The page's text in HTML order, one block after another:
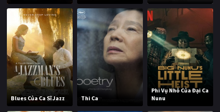
Blues Của Ca Sĩ Jazz Thi Ca
Phi Vụ Nhỏ Của Đại Ca
Nunu